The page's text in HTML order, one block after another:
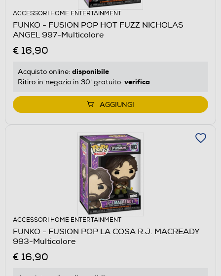
ACCESSORI HOME ENTERTAINMENT
FUNKO - FUSION POP HOT FUZZ NICHOLAS
ANGEL 997-Multicolore
€ 16,90
Acquisto online: disponibile
Ritiro in negozio in 30' gratuito: verifica
AGGIUNGI
ACCESSORI HOME ENTERTAINMENT
FUNKO - FUSION POP LA COSA R.J. MACREADY
993-Multicolore
€ 16,90